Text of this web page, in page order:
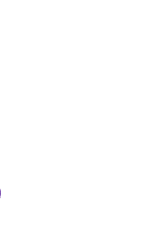
Preu
Preu